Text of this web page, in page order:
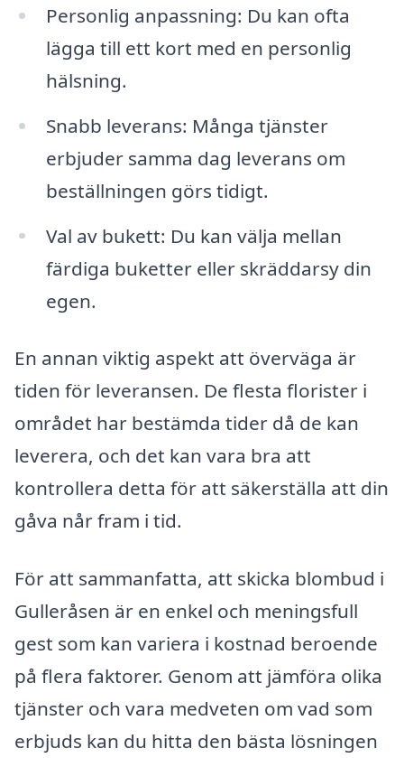
Personlig anpassning: Du kan ofta
lägga till ett kort med en personlig
hälsning.
Snabb leverans: Många tjänster
erbjuder samma dag leverans om
beställningen görs tidigt.
Val av bukett: Du kan välja mellan
färdiga buketter eller skräddarsy din
egen.
En annan viktig aspekt att överväga är
tiden för leveransen. De flesta florister i
området har bestämda tider då de kan
leverera, och det kan vara bra att
kontrollera detta för att säkerställa att din
gåva når fram i tid.
För att sammanfatta, att skicka blombud i
Gulleråsen är en enkel och meningsfull
gest som kan variera i kostnad beroende
på flera faktorer. Genom att jämföra olika
tjänster och vara medveten om vad som
erbjuds kan du hitta den bästa lösningen